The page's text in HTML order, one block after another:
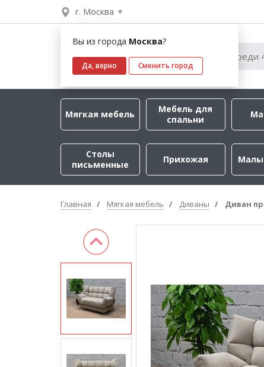
г. Москва
Вы из города Москва?
Да, верно Сменить город
Мягкая мебель
Мебель для
спальни
Столы
письменные
Прихожая
Главная Мягкая мебель Диваны Диван